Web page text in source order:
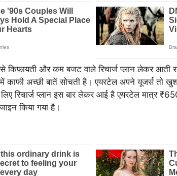
किफायती और कम बजट वाले रिचार्ज प्लान लेकर आती
काफी अच्छी बातें सोचती है। एयरटेल अपने यूजर्स तो
रिचार्ज प्लान इस बार लेकर आई है एयरटेल मात्र
किया गया है।